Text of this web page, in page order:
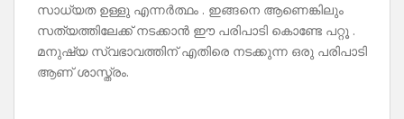
സാധ്യത ഉള്ളു എന്നർത്ഥം . ഇങ്ങനെ ആണെങ്കിലും
സത്യത്തിലേക്ക് നടക്കാൻ ഈ പരിപാടി കൊണ്ടേ പറ്റൂ .
മനുഷ്യ സ്വഭാവത്തിന് എതിരെ നടക്കുന്ന ഒരു പരിപാടി
ആണ് ശാസ്ത്രം.